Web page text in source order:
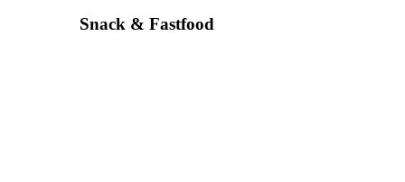
Snack & Fastfood